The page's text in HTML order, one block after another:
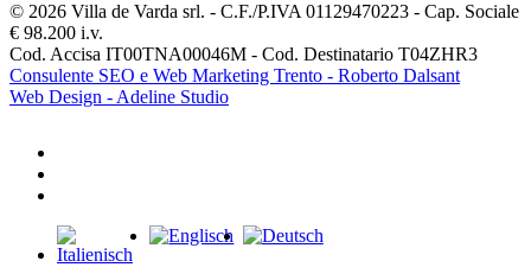
© 2026 Villa de Varda srl. - C.F./P.IVA 01129470223 - Cap. Sociale
€ 98.200 i.v.
Cod. Accisa IT00TNA00046M - Cod. Destinatario T04ZHR3
Consulente SEO e Web Marketing Trento - Roberto Dalsant
Web Design - Adeline Studio
Menu